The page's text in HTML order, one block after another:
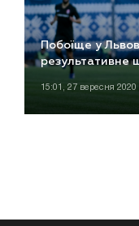
Побоїще у
результативне
15:01, 27 вересня